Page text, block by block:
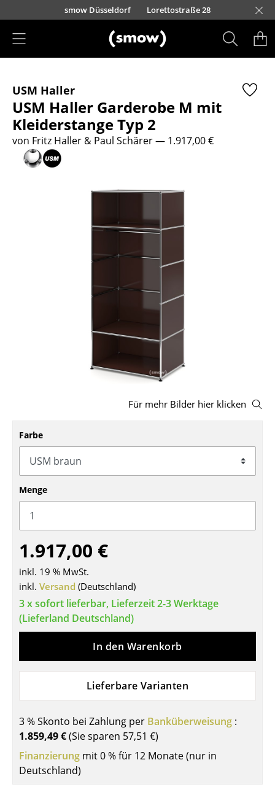
Direkt zum Inhalt
10039
smow Düsseldorf Lorettostraße 28smow Essen
smow Frankfurt
smow Freiburg
smow Hamburg
smow Hannover
smow Kempten
smow Köln
smow Konstanz
smow Leipzig
smow Solothurn
smow Mainz
smow München
smow Nürnberg
smow Schwarzwald
smow Stuttgart
Sitzmöbel
Esszimmerstühle
Sofas
Sessel
Bürodrehstühle
Konferenzstühle
Bürosessel
Einzelteile
Tische
Esstische
Beistelltische
Schreibtische
Sekretäre & PC-Tische
Konferenztische
Stehtische & Stehpulte
Kindertische
USM Haller
USM Haller Garderobe M mit
Kleiderstange Typ 2
von Fritz Haller & Paul Schärer— 1.917,00 €
Für mehr Bilder hier klicken
Farbe
Menge
1.917,00 €
inkl. 19 % MwSt.
inkl. Versand (Deutschland)
3 x sofort lieferbar, Lieferzeit 2-3 Werktage
(Lieferland Deutschland)
In den Warenkorb
Lieferbare Varianten
3 % Skonto bei Zahlung per Banküberweisung :
1.859,49 €(Sie sparen 57,51 €)
Finanzierung mit 0 % für 12 Monate (nur in
Deutschland)